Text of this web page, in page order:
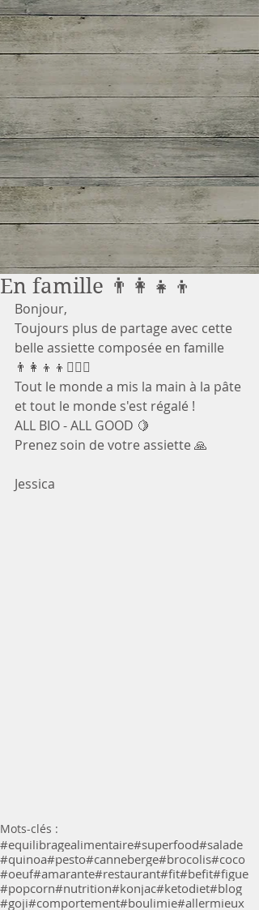
En famille 👨‍👩‍👧‍👦
Bonjour,
Toujours plus de partage avec cette
belle assiette composée en famille
👨‍👩‍👦‍👦👩‍❤️‍👩
Tout le monde a mis la main à la pâte
et tout le monde s'est régalé !
ALL BIO - ALL GOOD 🍋
Prenez soin de votre assiette 🙏
Jessica
Mots-clés :
#equilibragealimentaire#superfood#salade
#quinoa#pesto#canneberge#brocolis#coco
#oeuf#amarante#restaurant#fit#befit#figue
#popcorn#nutrition#konjac#ketodiet#blog
#goji#comportement#boulimie#allermieux